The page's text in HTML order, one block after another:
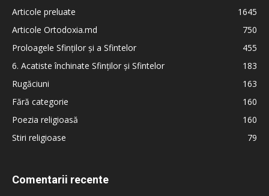
Articole preluate
1645
Articole Ortodoxia.md
750
Proloagele Sfinților și a Sfintelor
455
6. Acatiste închinate Sfinților și Sfintelor
183
Rugăciuni
163
Fără categorie
160
Poezia religioasă
160
Stiri religioase
79
Comentarii recente